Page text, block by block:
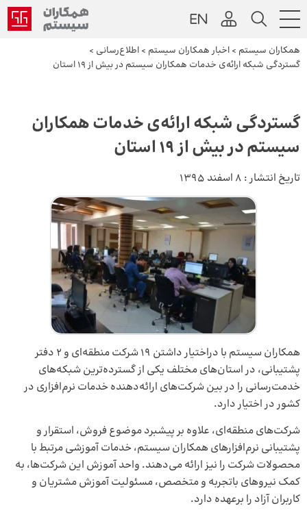
همکاران سیستم > اخبار همکاران سیستم > اطلاع‌رسانی >
گستردگی شبکه‌ ارائه‌ی خدمات همکاران سیستم در بیش از ۱۹ استان
گستردگی شبکه‌ ارائه‌ی خدمات همکاران
سیستم در بیش از ۱۹ استان
تاریخ انتشار : 8 اسفند 1395
همکاران سیستم با دراختیار داشتن ۱۹ شرکت منطقه‌ای و ۲ دفتر
پشتیبانی، در استان‌های مختلف یکی از گسترده‌ترین شبکه‌های
خدمت‌رسانی را در بین شرکت‌های ارائه‌دهنده خدمات نرم‌افزاری در
کشور در اختیار دارد.
شرکت‌های منطقه‌ای، علاوه بر پیشبرد موضوع فروش، استقرار و
پشتیبانی نرم‌افزارهای همکاران سیستم، خدمات آموزشی مرتبط با
محصولات شرکت را نیز ارائه می‌دهند. واحد آموزش این شرکت‌ها، به
کمک نیروهای باتجربه و متخصص، مسئولیت آموزش مشتریان و
کاربران آزاد را برعهده دارد.